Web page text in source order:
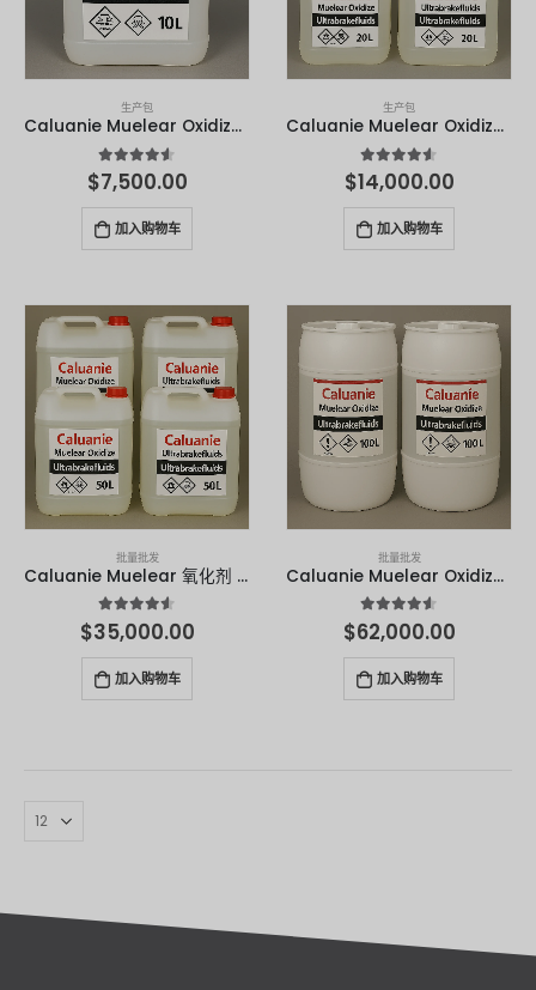
生产包
Caluanie Muelear Oxidize - 10 升
4.50满分 5 分
$7,500.00
加入购物车
生产包
Caluanie Muelear Oxidize - 20 升
4.50 满分 5 分
$14,000.00
加入购物车
批量批发
Caluanie Muelear 氧化剂 - 50 升
4.50满分 5 分
$35,000.00
加入购物车
批量批发
Caluanie Muelear Oxidize - 100 升
4.50 满分 5 分
$62,000.00
加入购物车
Български
Nederlands
Nederlands (België)
Кыргызча
Bahasa Melayu
ພາສາລາວ